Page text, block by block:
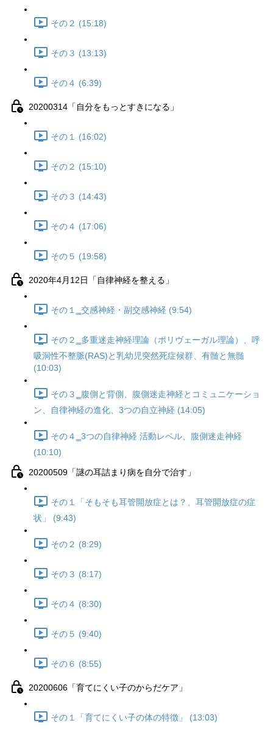
その２ (15:18)
その３ (13:13)
その４ (6:39)
20200314「自分をもっとすきになる」
その１ (16:02)
その２ (15:10)
その３ (14:43)
その４ (17:06)
その５ (19:58)
2020年4月12日「自律神経を整える」
その１‗交感神経・副交感神経 (9:54)
その２‗多重迷走神経理論（ポリヴェーガル理論）、呼
吸洞性不整脈(RAS)と乳幼児突然死症候群、有髄と無髄
(10:03)
その３‗腹側と背側、腹側迷走神経とコミュニケーショ
ン、自律神経の進化、3つの自立神経 (14:05)
その４‗3つの自律神経 活動レベル、腹側迷走神経
(10:10)
20200509「謎の耳詰まり病を自分で治す」
その１「そもそも耳管開放症とは？、耳管開放症の症
状」 (9:43)
その２ (8:29)
その３ (8:17)
その４ (8:30)
その５ (9:40)
その６ (8:55)
20200606「育てにくい子のからだケア」
その１「育てにくい子の体の特徴」 (13:03)